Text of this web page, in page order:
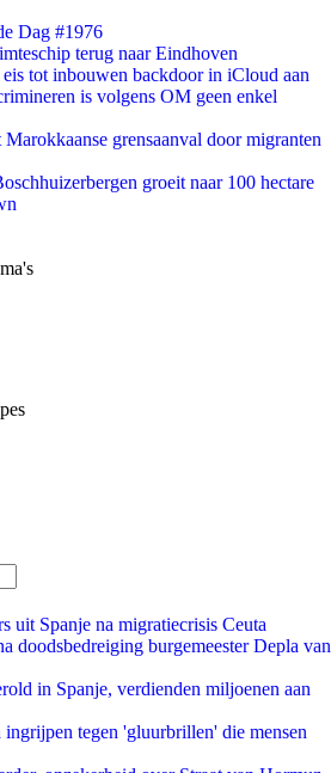
Dag #1976
terug naar Eindhoven
tot inbouwen backdoor in iCloud aan
is volgens OM geen enkel
grensaanval door migranten
groeit naar 100 hectare
uit Spanje na migratiecrisis Ceuta
doodsbedreiging burgemeester Depla van
in Spanje, verdienden miljoenen aan
tegen 'gluurbrillen' die mensen